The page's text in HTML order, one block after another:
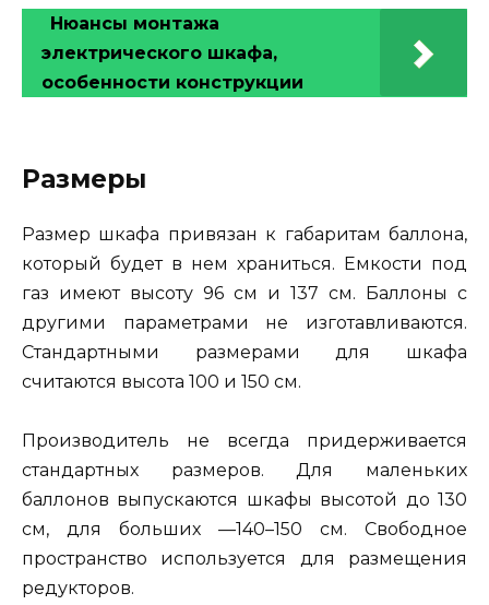
Нюансы монтажа
электрического шкафа,
особенности конструкции
Размеры
Размер шкафа привязан к габаритам баллона,
который будет в нем храниться. Емкости под
газ имеют высоту 96 см и 137 см. Баллоны с
другими параметрами не изготавливаются.
Стандартными размерами для шкафа
считаются высота 100 и 150 см.
Производитель не всегда придерживается
стандартных размеров. Для маленьких
баллонов выпускаются шкафы высотой до 130
см, для больших —140–150 см. Свободное
пространство используется для размещения
редукторов.